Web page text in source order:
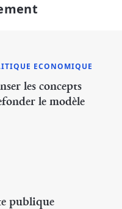
ECONOMIQUE
les concepts
le modèle
publique